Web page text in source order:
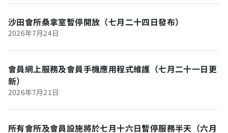
沙田會所桑拿室暫停開放（七月二十四日發布）
2026年7月24日
會員網上服務及會員手機應用程式維護（七月二十一日更
新）
2026年7月21日
所有會所及會員設施將於七月十六日暫停服務半天（六月